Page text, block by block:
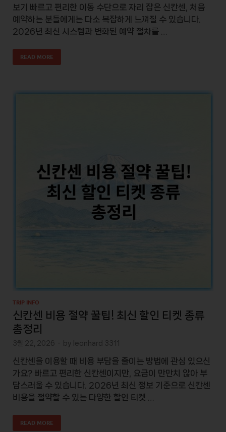
보기 빠르고 편리한 이동 수단으로 자리 잡은 신칸센, 처음
예약하는 분들에게는 다소 복잡하게 느껴질 수 있습니다.
2026년 최신 시스템과 변화된 예약 절차를 …
READ MORE
TRIP INFO
신칸센 비용 절약 꿀팁! 최신 할인 티켓 종류
총정리
3월 22, 2026 - by leonhard 3311
신칸센을 이용할 때 비용 부담을 줄이는 방법에 관심 있으신
가요? 빠르고 편리한 신칸센이지만, 요금이 만만치 않아 부
담스러울 수 있습니다. 2026년 최신 정보 기준으로 신칸센
비용을 절약할 수 있는 다양한 할인 티켓 …
READ MORE